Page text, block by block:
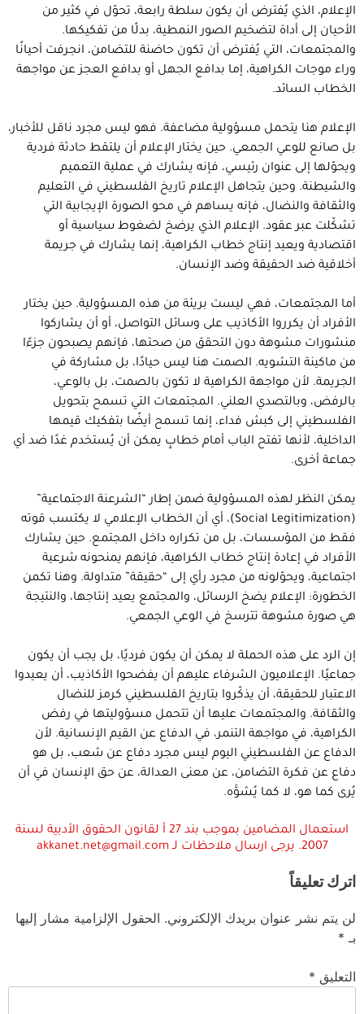
الإعلام، الذي يُفترض أن يكون سلطة رابعة، تحوّل في كثير من
الأحيان إلى أداة لتضخيم الصور النمطية، بدلًا من تفكيكها.
والمجتمعات، التي يُفترض أن تكون حاضنة للتضامن، انجرفت أحيانًا
وراء موجات الكراهية، إما بدافع الجهل أو بدافع العجز عن مواجهة
الخطاب السائد.
الإعلام هنا يتحمل مسؤولية مضاعفة. فهو ليس مجرد ناقل للأخبار،
بل صانع للوعي الجمعي. حين يختار الإعلام أن يلتقط حادثة فردية
ويحوّلها إلى عنوان رئيسي، فإنه يشارك في عملية التعميم
والشيطنة. وحين يتجاهل الإعلام تاريخ الفلسطيني في التعليم
والثقافة والنضال، فإنه يساهم في محو الصورة الإيجابية التي
تشكّلت عبر عقود. الإعلام الذي يرضخ لضغوط سياسية أو
اقتصادية ويعيد إنتاج خطاب الكراهية، إنما يشارك في جريمة
أخلاقية ضد الحقيقة وضد الإنسان.
أما المجتمعات، فهي ليست بريئة من هذه المسؤولية. حين يختار
الأفراد أن يكرروا الأكاذيب على وسائل التواصل، أو أن يشاركوا
منشورات مشوهة دون التحقق من صحتها، فإنهم يصبحون جزءًا
من ماكينة التشويه. الصمت هنا ليس حيادًا، بل مشاركة في
الجريمة. لأن مواجهة الكراهية لا تكون بالصمت، بل بالوعي،
بالرفض، وبالتصدي العلني. المجتمعات التي تسمح بتحويل
الفلسطيني إلى كبش فداء، إنما تسمح أيضًا بتفكيك قيمها
الداخلية، لأنها تفتح الباب أمام خطابٍ يمكن أن يُستخدم غدًا ضد أي
جماعة أخرى.
يمكن النظر لهذه المسؤولية ضمن إطار “الشرعنة الاجتماعية”
(Social Legitimization)، أي أن الخطاب الإعلامي لا يكتسب قوته
فقط من المؤسسات، بل من تكراره داخل المجتمع. حين يشارك
الأفراد في إعادة إنتاج خطاب الكراهية، فإنهم يمنحونه شرعية
اجتماعية، ويحوّلونه من مجرد رأي إلى “حقيقة” متداولة. وهنا تكمن
الخطورة: الإعلام يضخ الرسائل، والمجتمع يعيد إنتاجها، والنتيجة
هي صورة مشوهة تترسخ في الوعي الجمعي.
إن الرد على هذه الحملة لا يمكن أن يكون فرديًا، بل يجب أن يكون
جماعيًا. الإعلاميون الشرفاء عليهم أن يفضحوا الأكاذيب، أن يعيدوا
الاعتبار للحقيقة، أن يذكّروا بتاريخ الفلسطيني كرمز للنضال
والثقافة. والمجتمعات عليها أن تتحمل مسؤوليتها في رفض
الكراهية، في مواجهة التنمر، في الدفاع عن القيم الإنسانية. لأن
الدفاع عن الفلسطيني اليوم ليس مجرد دفاع عن شعب، بل هو
دفاع عن فكرة التضامن، عن معنى العدالة، عن حق الإنسان في أن
يُرى كما هو، لا كما يُشوَّه.
استعمال المضامين بموجب بند 27 أ لقانون الحقوق الأدبية لسنة
2007. يرجى ارسال ملاحظات لـ akkanet.net@gmail.com
اترك تعليقاً
لن يتم نشر عنوان بريدك الإلكتروني. الحقول الإلزامية مشار إليها
بـ *
التعليق *